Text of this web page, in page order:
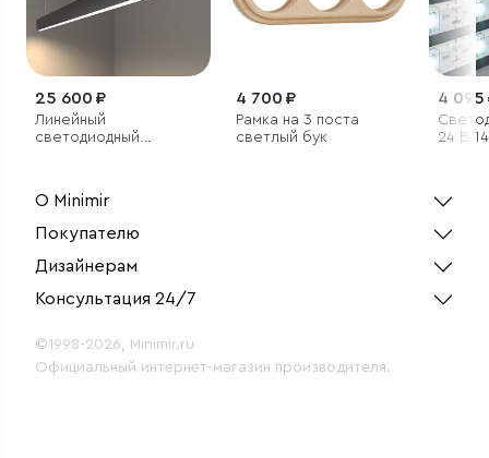
25 600 ₽
Линейный
светодиодный
25Вт 4200К черный
4 700 ₽
Рамка на 3 поста
светлый бук
4 095
24 В
О Minimir
Покупателю
Дизайнерам
Консультация 24/7
©1998-2026, Minimir.ru
Официальный интернет-магазин производителя.